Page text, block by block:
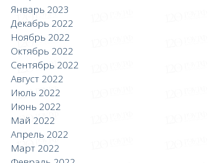
Январь 2023
Декабрь 2022
Ноябрь 2022
Октябрь 2022
Сентябрь 2022
Август 2022
Июль 2022
Июнь 2022
Май 2022
Апрель 2022
Март 2022